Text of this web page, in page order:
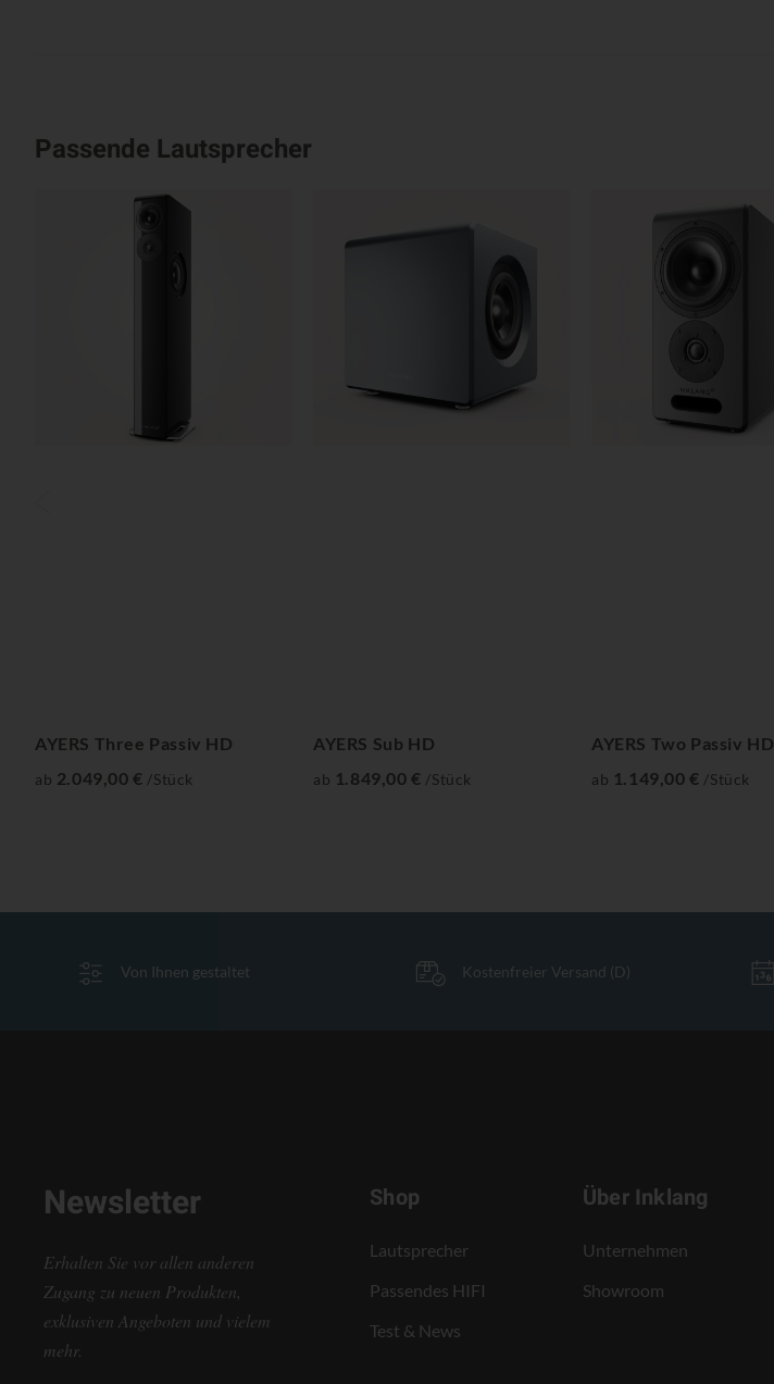
Passende Lautsprecher
AYERS Three Passiv HD
ab 2.049,00 € /Stück
AYERS Sub HD
ab 1.849,00 € /Stück
AYERS Two Passiv HD
ab 1.149,00 € /Stück
Von Ihnen gestaltet Kostenfreier Versand (D)
Newsletter
Erhalten Sie vor allen anderen
Zugang zu neuen Produkten,
exklusiven Angeboten und vielem
mehr.
Shop
Lautsprecher
Passendes HIFI
Test & News
Über Inklang
Unternehmen
Showroom